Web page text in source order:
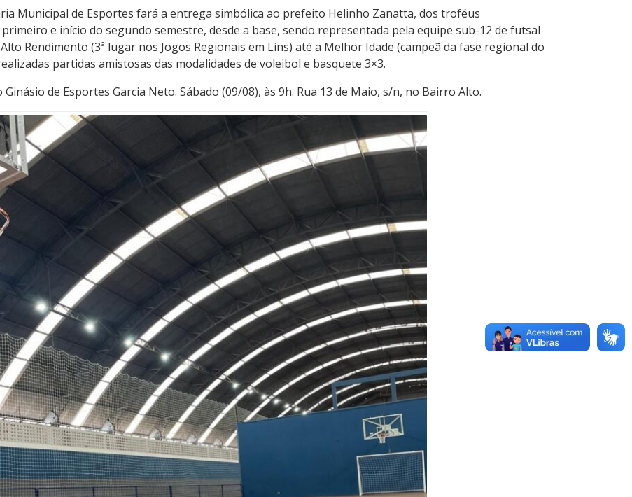
Municipal de Esportes fará a entrega simbólica ao prefeito Helinho Zanatta, dos troféus
e início do segundo semestre, desde a base, sendo representada pela equipe sub-12 de futsal
Rendimento (3ª lugar nos Jogos Regionais em Lins) até a Melhor Idade (campeã da fase regional do
partidas amistosas das modalidades de voleibol e basquete 3×3.
de Esportes Garcia Neto. Sábado (09/08), às 9h. Rua 13 de Maio, s/n, no Bairro Alto.